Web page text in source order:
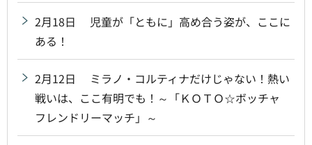
2月18日 児童が「ともに」高め合う姿が、ここに
ある！
2月12日 ミラノ・コルティナだけじゃない！熱い
戦いは、ここ有明でも！～「ＫＯＴＯ☆ボッチャ
フレンドリーマッチ」～